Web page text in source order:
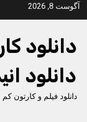
Skipآگوست 8, 2026
دانلود
دانلود
دانلود فیلم و کارتون